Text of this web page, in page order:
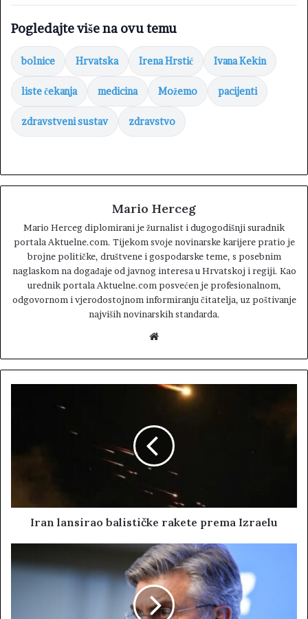
Pogledajte više na ovu temu
bolnice Hrvatska Irena Hrstić Ivana Kekin
liste čekanja medicina Možemo pacijenti
zdravstveni sustav zdravstvo
Mario Herceg
Mario Herceg diplomirani je žurnalist i dugogodišnji suradnik
portala Aktuelne.com. Tijekom svoje novinarske karijere pratio je
brojne političke, društvene i gospodarske teme, s posebnim
naglaskom na događaje od javnog interesa u Hrvatskoj i regiji. Kao
urednik portala Aktuelne.com posvećen je profesionalnom,
odgovornom i vjerodostojnom informiranju čitatelja, uz poštivanje
najviših novinarskih standarda.
b
s
e
Iran lansirao balističke rakete prema Izraelu